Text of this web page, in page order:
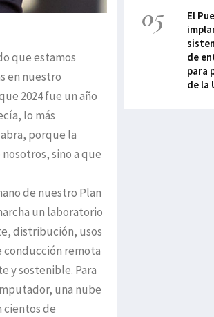
que estamos
en nuestro
2024 fue un año
lo más
porque la
sino a que
de nuestro Plan
un laboratorio
distribución, usos
conducción remota
y sostenible. Para
una nube
cientos de
05
El
de
para
de la